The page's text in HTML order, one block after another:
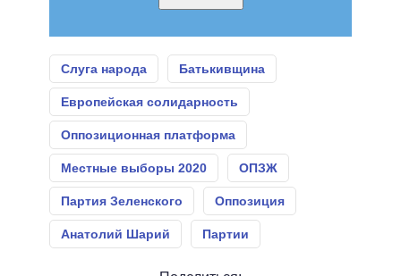
Слуга народа Батькивщина
Европейская солидарность
Оппозиционная платформа
Местные выборы 2020 ОПЗЖ
Партия Зеленского Оппозиция
Анатолий Шарий Партии